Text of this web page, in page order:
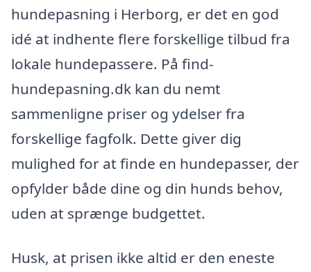
hundepasning i Herborg, er det en god
idé at indhente flere forskellige tilbud fra
lokale hundepassere. På find-
hundepasning.dk kan du nemt
sammenligne priser og ydelser fra
forskellige fagfolk. Dette giver dig
mulighed for at finde en hundepasser, der
opfylder både dine og din hunds behov,
uden at sprænge budgettet.
Husk, at prisen ikke altid er den eneste